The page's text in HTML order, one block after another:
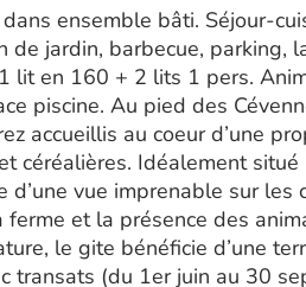
ensemble bâti. Séjour-
de jardin, barbecue, parking,
lit en 160 + 2 lits 1 pers.
piscine. Au pied des
accueillis au coeur d’une
céréalières. Idéalement
vue imprenable sur les
et la présence des
le gite bénéficie d’une
transats (du 1er juin au 30